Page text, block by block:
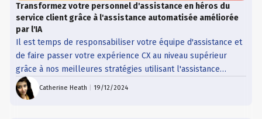
Transformez votre personnel d'assistance en héros du
service client grâce à l'assistance automatisée améliorée
par l'IA
Il est temps de responsabiliser votre équipe d'assistance et
de faire passer votre expérience CX au niveau supérieur
grâce à nos meilleures stratégies utilisant l'assistance
automatisée améliorée par l'IA.
Catherine Heath |19/12/2024